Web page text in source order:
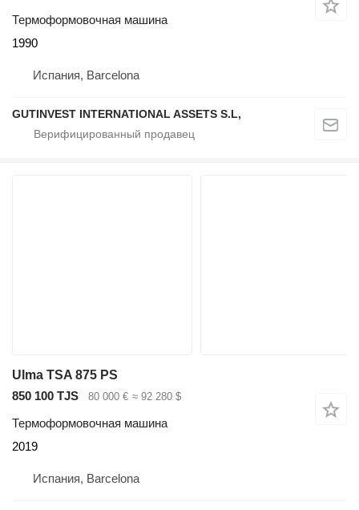
Термоформовочная машина
1990
Испания, Barcelona
GUTINVEST INTERNATIONAL ASSETS S.L,
Ulma TSA 875 PS
850 100 TJS
80 000 € ≈ 92 280 $
Термоформовочная машина
2019
Испания, Barcelona